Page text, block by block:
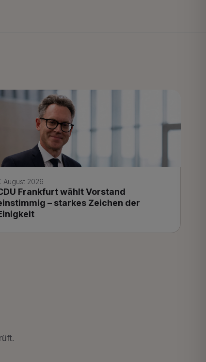
August 2026
Frankfurt wählt Vorstand
– starkes Zeichen der